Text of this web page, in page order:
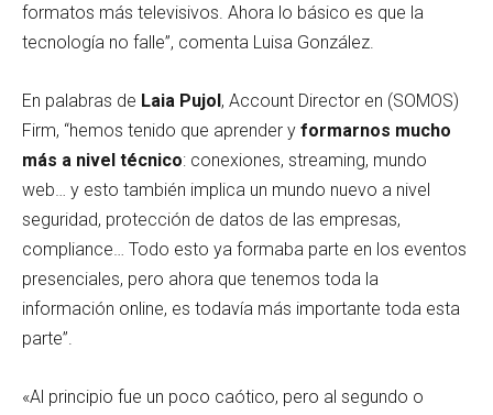
formatos más televisivos. Ahora lo básico es que la
tecnología no falle”, comenta Luisa González.
En palabras de Laia Pujol, Account Director en (SOMOS)
Firm, “hemos tenido que aprender y formarnos mucho
más a nivel técnico: conexiones, streaming, mundo
web… y esto también implica un mundo nuevo a nivel
seguridad, protección de datos de las empresas,
compliance… Todo esto ya formaba parte en los eventos
presenciales, pero ahora que tenemos toda la
información online, es todavía más importante toda esta
parte”.
«Al principio fue un poco caótico, pero al segundo o